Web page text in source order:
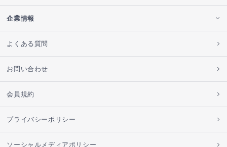
企業情報
よくある質問
お問い合わせ
会員規約
プライバシーポリシー
ソーシャルメディアポリシー